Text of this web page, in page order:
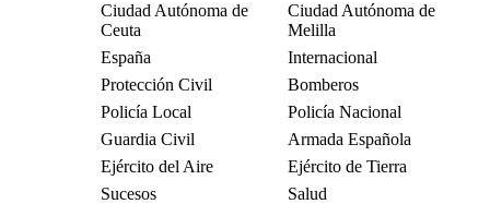
Ciudad Autónoma de
Ceuta
Ciudad Autónoma de
Melilla
España
Internacional
Protección Civil
Bomberos
Policía Local
Policía Nacional
Guardia Civil
Armada Española
Ejército del Aire
Ejército de Tierra
Sucesos
Salud